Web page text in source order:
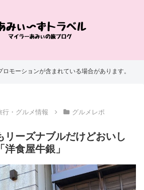
モーションが含まれている場合があります。
行・グルメ情報 グルメレポ
リーズナブルだけどおいし
食屋牛銀」